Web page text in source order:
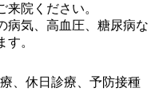
院ください。
病気、高血圧、糖尿病な
。
、休日診療、予防接種